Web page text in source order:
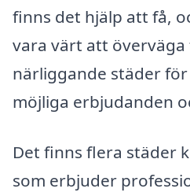
finns det hjälp att få,
vara värt att
närliggande städer
möjliga erbjudanden
Det finns flera städer
som erbjuder